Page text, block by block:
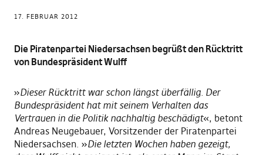
17. FEBRUAR 2012
Die Piratenpartei Niedersachsen begrüßt den Rücktritt
von Bundespräsident Wulff
»Dieser Rücktritt war schon längst überfällig. Der
Bundespräsident hat mit seinem Verhalten das
Vertrauen in die Politik nachhaltig beschädigt«, betont
Andreas Neugebauer, Vorsitzender der Piratenpartei
Niedersachsen. »Die letzten Wochen haben gezeigt,